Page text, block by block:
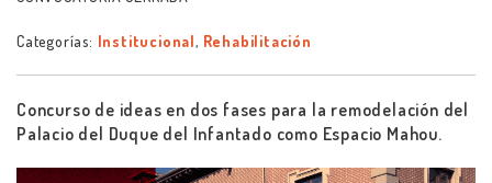
Categorías: Institucional, Rehabilitación
Concurso de ideas en dos fases para la remodelación del
Palacio del Duque del Infantado como Espacio Mahou.